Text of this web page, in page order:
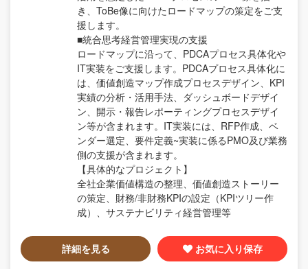
き、ToBe像に向けたロードマップの策定をご支
援します。
■統合思考経営管理実現の支援
ロードマップに沿って、PDCAプロセス具体化や
IT実装をご支援します。PDCAプロセス具体化に
は、価値創造マップ作成プロセスデザイン、KPI
実績の分析・活用手法、ダッシュボードデザイ
ン、開示・報告レポーティングプロセスデザイ
ン等が含まれます。IT実装には、RFP作成、ベ
ンダー選定、要件定義~実装に係るPMO及び業務
側の支援が含まれます。
【具体的なプロジェクト】
全社企業価値構造の整理、価値創造ストーリー
の策定、財務/非財務KPIの設定（KPIツリー作
成）、サステナビリティ経営管理等
詳細を見る お気に入り保存